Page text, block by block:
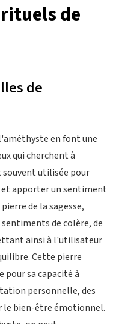
de
de
en font une
qui cherchent à
utilisée pour
apporter un sentiment
de la sagesse,
de colère, de
ainsi à l'utilisateur
Cette pierre
pour sa capacité à
personnelle, des
le bien-être émotionnel.